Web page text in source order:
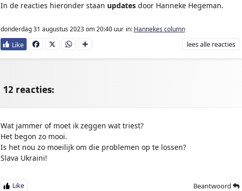
In de reacties hieronder staan updates door Hanneke Hegeman.
donderdag 31 augustus 2023om 20:40 uur in: Hannekes column
Fa
ce
X
W
ha
D
e
leesalle reacties
12 reacties:
Wat jammer of moet ik zeggen wat triest?
Het begon zo mooi.
Is het nou zo moeilijk om die problemen op te lossen?
Slava Ukraini!
Beantwoord